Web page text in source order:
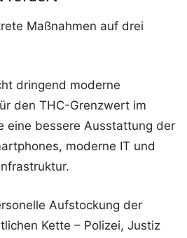
Maßnahmen auf drei
dringend moderne
den THC-Grenzwert im
eine bessere Ausstattung der
moderne IT und
Aufstockung der
Kette – Polizei, Justiz